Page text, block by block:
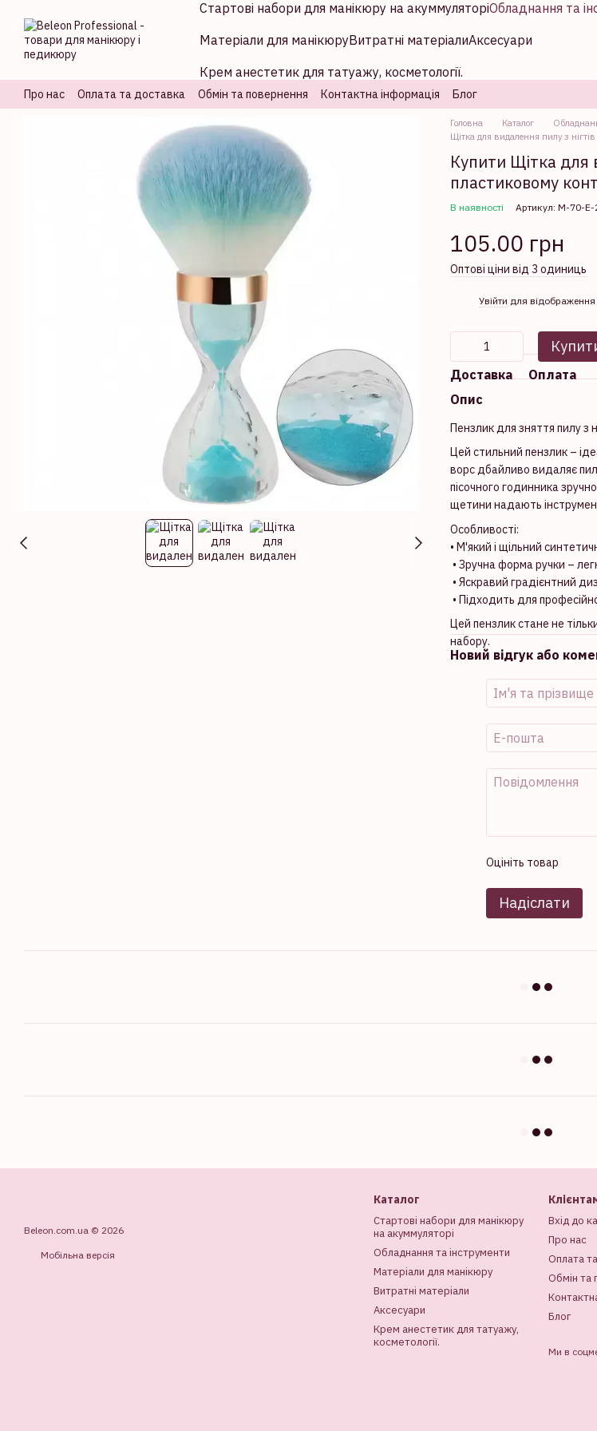
Стартові набори для манікюру на акуммуляторіОбладнання та
Матеріали для манікюруВитратні матеріалиАксесуари
Крем анестетик для татуажу, косметології.
Про нас Оплата та доставка Обмін та повернення Контактна інформація Блог
Головна Каталог
Щітка для видалення пилу з
Купити Щітка для
пластиковому
В наявності Артикул: М-70-Е-
105.00 грн
Оптові ціни від 3 одиниць
Увійти для
Доставка
Оплата
Опис
Пензлик для зняття пилу з
Цей стильний пензлик –
ворс дбайливо видаляє пил
пісочного годинника
щетини надають
Особливості:
• М'який і щільний
• Зручна форма ручки –
• Яскравий градієнтний
• Підходить для
Цей пензлик стане не
набору.
Новий відгук або
Оцініть товар
Надіслати
Beleon.com.ua © 2026
Мобільна версія
Каталог
Стартові набори для манікюру
на акуммуляторі
Обладнання та інструменти
Матеріали для манікюру
Витратні матеріали
Аксесуари
Крем анестетик для татуажу,
косметології.
Вхід до
Про нас
Оплата
Обмін та
Блог
Ми в